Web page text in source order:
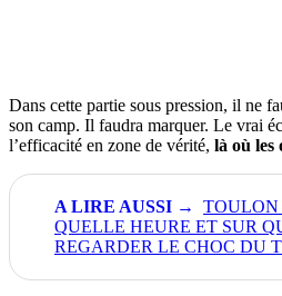
Dans cette partie sous pression, il ne
son camp. Il faudra marquer. Le vrai
l’efficacité en zone de vérité, là où les
TOULON
QUELLE HEURE ET SUR
REGARDER LE CHOC DU